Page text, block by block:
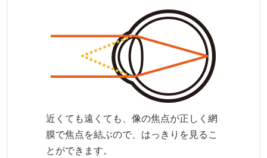
近くても遠くても、像の焦点が正しく網
膜で焦点を結ぶので、はっきりを見るこ
とができます。